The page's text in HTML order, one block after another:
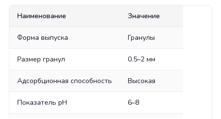
Наименование Значение
Форма выпуска Гранулы
Размер гранул 0.5–2 мм
Адсорбционная способность Высокая
Показатель pH 6–8